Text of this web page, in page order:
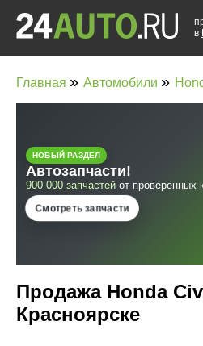
в
Главная » Автомобили »
Продажа Honda
Красноярске